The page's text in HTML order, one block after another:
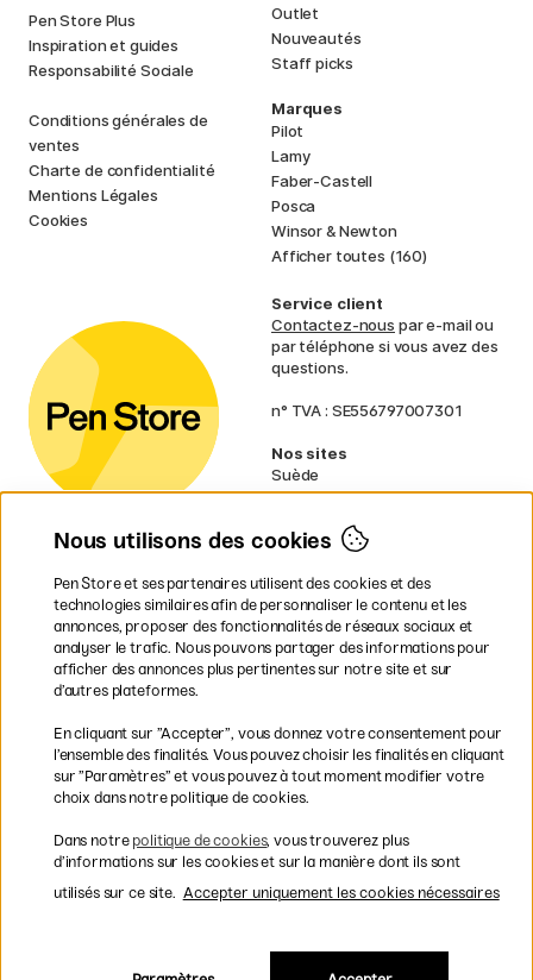
Pen Store Plus
Inspiration et guides
Responsabilité Sociale
Conditions générales de
ventes
Charte de confidentialité
Mentions Légales
Cookies
Outlet
Nouveautés
Staff picks
Marques
Pilot
Lamy
Faber-Castell
Posca
Winsor & Newton
Afficher toutes (160)
Service client
Contactez-nous par e-mail ou
par téléphone si vous avez des
questions.
n° TVA : SE556797007301
Nos sites
Suède
Norvège
Finlande
Irlande
Pays-Bas
Royaume-Uni
UE
volumineux.
Les modes de paiement
Nous utilisons des cookies
Pen Store et ses partenaires utilisent des cookies et des
technologies similaires afin de personnaliser le contenu et les
annonces, proposer des fonctionnalités de réseaux sociaux et
analyser le trafic. Nous pouvons partager des informations pour
afficher des annonces plus pertinentes sur notre site et sur
d’autres plateformes.
En cliquant sur ”Accepter”, vous donnez votre consentement pour
l’ensemble des finalités. Vous pouvez choisir les finalités en cliquant
sur ”Paramètres” et vous pouvez à tout moment modifier votre
choix dans notre politique de cookies.
Dans notre politique de cookies, vous trouverez plus
d’informations sur les cookies et sur la manière dont ils sont
utilisés sur ce site. Accepter uniquement les cookies nécessaires